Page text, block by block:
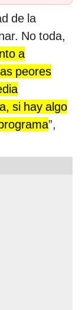
de la
No toda,
a
peores
si hay algo
”,